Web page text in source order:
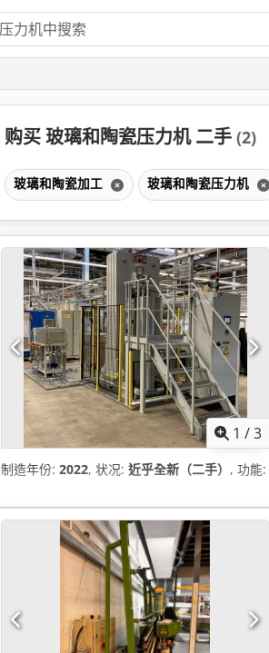
购买 玻璃和陶瓷压力机 二手 (2)
玻璃和陶瓷加工 玻璃和陶瓷压力机
1 /3
制造年份: 2022, 状况: 近乎全新（二手） , 功能: